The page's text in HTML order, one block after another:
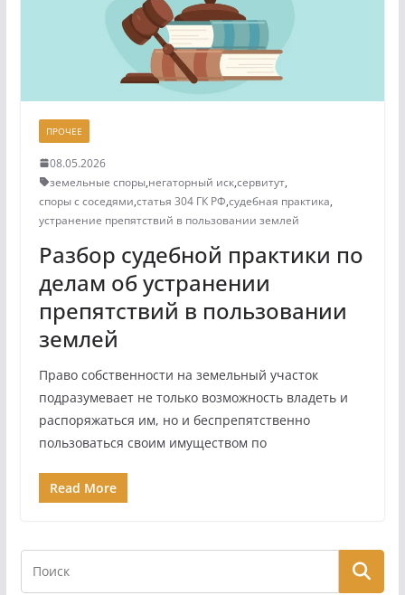
ПРОЧЕЕ
08.05.2026
земельные споры,негаторный иск,сервитут,
споры с соседями,статья 304 ГК РФ,судебная практика,
устранение препятствий в пользовании землей
Разбор судебной практики по
делам об устранении
препятствий в пользовании
землей
Право собственности на земельный участок
подразумевает не только возможность владеть и
распоряжаться им, но и беспрепятственно
пользоваться своим имуществом по
Read More